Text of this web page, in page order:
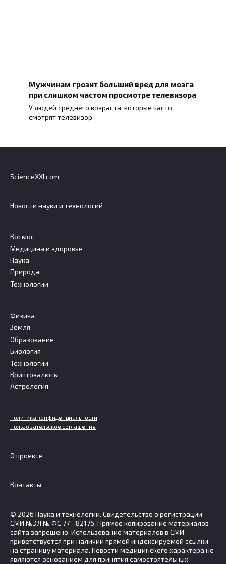
Мужчинам грозит больший вред для мозга
при слишком частом просмотре телевизора
У людей среднего возраста, которые часто
смотрят телевизор
ScienceXXI.com
Новости науки и технологий
Космос
Медицина и здоровье
Наука
Природа
Технологии
Физика
Земля
Образование
Биология
Технологии
Криптовалюты
Астрология
Политика конфиденциальности
Пользовательское соглашение
О проекте
Контакты
© 2026 Наука и технологии. Свидетельство о регистрации
СМИ №ЭЛ № ФС 77 - 82176. Прямое копирование материалов
сайта запрещено. Использование материалов в СМИ
приветствуется при наличии прямой индексируемой ссылки
на страницу материала. Новости медицинского характера не
являются основанием для принятия самостоятельных